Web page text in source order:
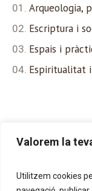
Valorem la
Utilitzem cookies
Arqueologia,
Escriptura i
Espais i
Espiritualitat
©